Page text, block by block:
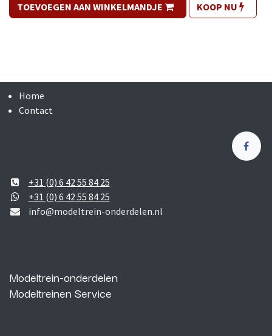
TOEVOEGEN AAN WINKELMANDJE KOOP NU
Home
Contact
+31 (0) 6 42 55 84 25
+31 (0) 6 42 55 84 25
info@modeltrein-onderdelen.nl
Modeltrein-onderdelen
Modeltreinen Service